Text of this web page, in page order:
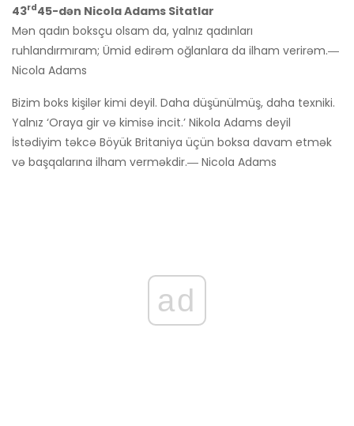
43rd45-dən Nicola Adams Sitatlar
Mən qadın boksçu olsam da, yalnız qadınları
ruhlandırmıram; Ümid edirəm oğlanlara da ilham verirəm.―
Nicola Adams
Bizim boks kişilər kimi deyil. Daha düşünülmüş, daha texniki.
Yalnız ‘Oraya gir və kimisə incit.’ Nikola Adams deyil
İstədiyim təkcə Böyük Britaniya üçün boksa davam etmək
və başqalarına ilham verməkdir.― Nicola Adams
ad